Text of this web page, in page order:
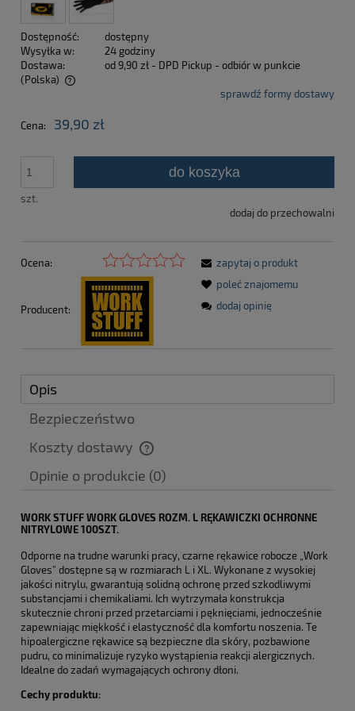
Dostępność:
dostępny
Wysyłka w:
24 godziny
Dostawa:
od 9,90 zł - DPD Pickup - odbiór w punkcie
(Polska)
Cena nie zawiera ewentualnych kosztów płatnościsprawdź formy dostawy
Cena: 39,90 zł
szt.
do koszyka
dodaj do przechowalni
Ocena:
Producent:
zapytaj o produkt
poleć znajomemu
dodaj opinię
Opis
Bezpieczeństwo
Koszty dostawy
Cena nie zawiera ewentualnych kosztów płatności
Opinie o produkcie (0)
WORK STUFF WORK GLOVES ROZM. L RĘKAWICZKI OCHRONNE
NITRYLOWE 100SZT.
Odporne na trudne warunki pracy, czarne rękawice robocze „Work
Gloves” dostępne są w rozmiarach L i XL. Wykonane z wysokiej
jakości nitrylu, gwarantują solidną ochronę przed szkodliwymi
substancjami i chemikaliami. Ich wytrzymała konstrukcja
skutecznie chroni przed przetarciami i pęknięciami, jednocześnie
zapewniając miękkość i elastyczność dla komfortu noszenia. Te
hipoalergiczne rękawice są bezpieczne dla skóry, pozbawione
pudru, co minimalizuje ryzyko wystąpienia reakcji alergicznych.
Idealne do zadań wymagających ochrony dłoni.
Cechy produktu: